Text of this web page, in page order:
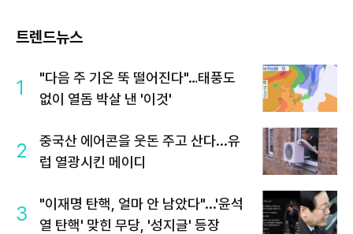
트렌드뉴스
1
"다음 주 기온 뚝 떨어진다"…태풍도
없이 열돔 박살 낸 '이것'
2
중국산 에어콘을 웃돈 주고 산다...유
럽 열광시킨 메이디
3
"이재명 탄핵, 얼마 안 남았다"...'윤석
열 탄핵' 맞힌 무당, '성지글' 등장